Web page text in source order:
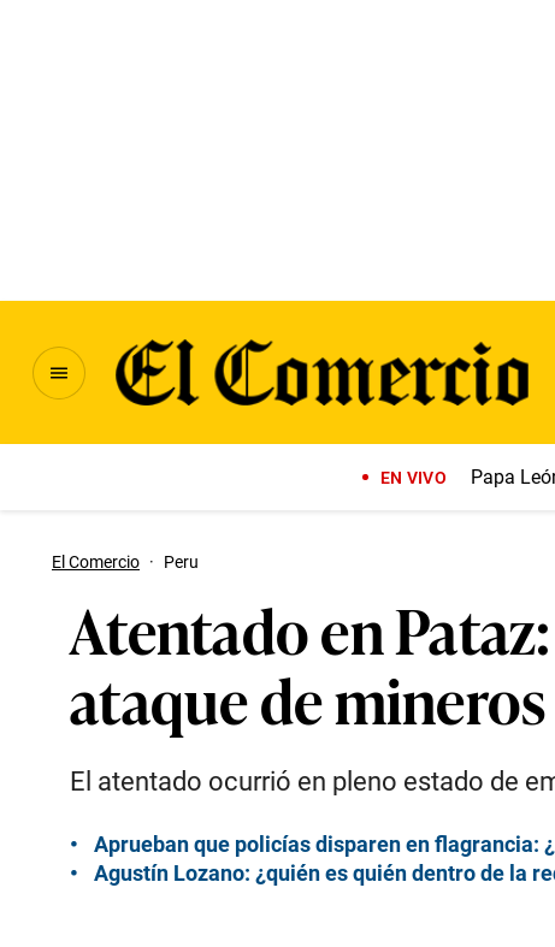
EN VIVO Papa
El Comercio · Peru
Atentado en
ataque de
El atentado ocurrió en pleno estado de
Aprueban que policías disparen en flagrancia:
Agustín Lozano: ¿quién es quién dentro de la